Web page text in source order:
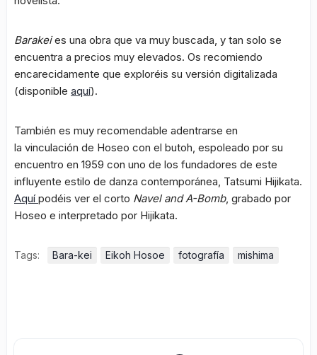
Barakeies una obra que va muy buscada, y tan solo se
encuentra a precios muy elevados. Os recomiendo
encarecidamente que exploréis su versión digitalizada
(disponible aquí).
También es muy recomendable adentrarse en
la vinculación de Hoseo con el butoh, espoleado por su
encuentro en 1959 con uno de los fundadores de este
influyente estilo de danza contemporánea, Tatsumi Hijikata.
Aquí podéis ver el corto Navel and A-Bomb, grabado por
Hoseo e interpretado por Hijikata.
Tags: Bara-kei Eikoh Hosoe fotografía mishima